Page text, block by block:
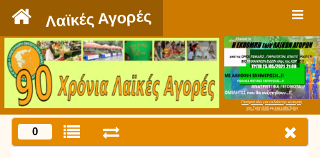
Λαϊκές Αγορές
Πατήστε εδώ για να δείτε την εκπομπή
την Τρίτη 9:00 μμ και κάθε Τρίτη
0